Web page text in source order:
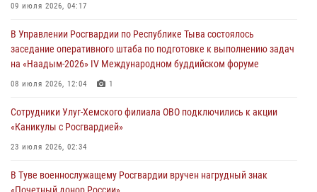
28 июля 2026, 07:48
Росгвардеец стал бронзовым призером Чемпионата Тувы по
национальной игре - стрельбе из традиционного лука
09 июля 2026, 04:17
В Управлении Росгвардии по Республике Тыва состоялось
заседание оперативного штаба по подготовке к выполнению задач
на «Наадым-2026» IV Международном буддийском форуме
08 июля 2026, 12:04 1
Сотрудники Улуг-Хемского филиала ОВО подключились к акции
«Каникулы с Росгвардией»
23 июля 2026, 02:34
В Туве военнослужащему Росгвардии вручен нагрудный знак